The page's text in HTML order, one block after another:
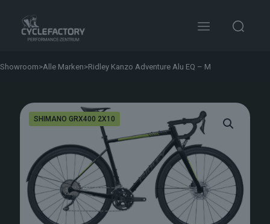
Showroom>Alle Marken>Ridley Kanzo Adventure Alu EQ – M
SHIMANO GRX400 2X10